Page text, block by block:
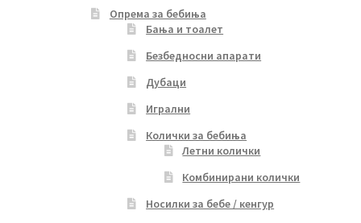
Опрема за бебиња
Бања и тоалет
Безбедносни апарати
Дубаци
Игрални
Колички за бебиња
Летни колички
Комбинирани колички
Носилки за бебе / кенгур